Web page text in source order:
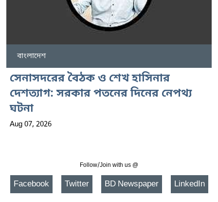
বাংলাদেশ
সেনাসদরের বৈঠক ও শেখ হাসিনার
দেশত্যাগ: সরকার পতনের দিনের নেপথ্য
ঘটনা
Aug 07, 2026
Follow/Join with us @
Facebook Twitter BD Newspaper LinkedIn